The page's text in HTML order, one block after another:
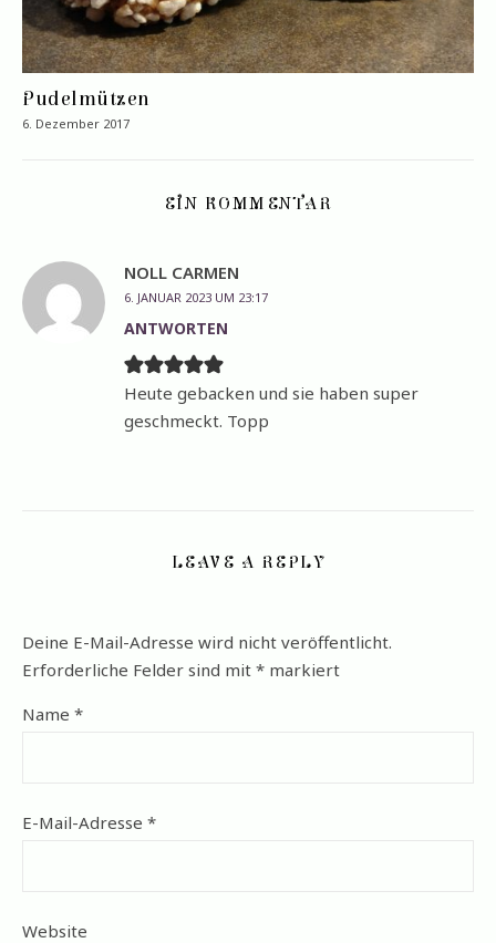
Pudelmützen
6. Dezember 2017
EIN KOMMENTAR
NOLL CARMEN
6. JANUAR 2023 UM 23:17
ANTWORTEN
Heute gebacken und sie haben super
geschmeckt. Topp
LEAVE A REPLY
Deine E-Mail-Adresse wird nicht veröffentlicht.
Erforderliche Felder sind mit * markiert
Name *
E-Mail-Adresse *
Website